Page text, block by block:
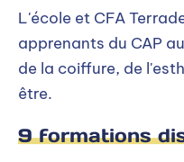
L'école et CFA
apprenants du CAP
de la coiffure, de
être.
9 formations